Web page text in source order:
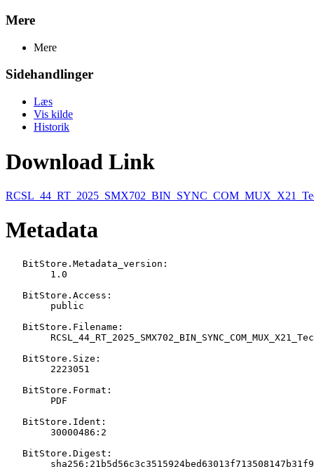
Mere
Mere
Sidehandlinger
Læs
Vis kilde
Historik
Download Link
Metadata
   BitStore.Metadata_version:
   BitStore.Access:
   BitStore.Filename:
   BitStore.Size:
   BitStore.Format:
   BitStore.Ident:
   BitStore.Digest: